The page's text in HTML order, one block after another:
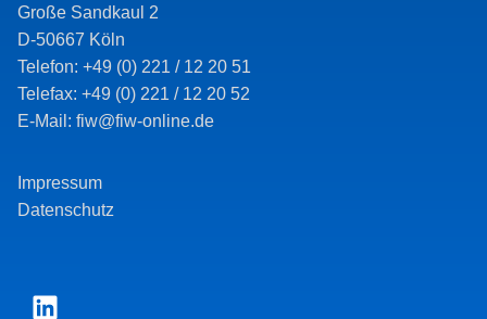
Große Sandkaul 2
D-50667 Köln
Telefon: +49 (0) 221 / 12 20 51
Telefax: +49 (0) 221 / 12 20 52
E-Mail: fiw@fiw-online.de
Impressum
Datenschutz